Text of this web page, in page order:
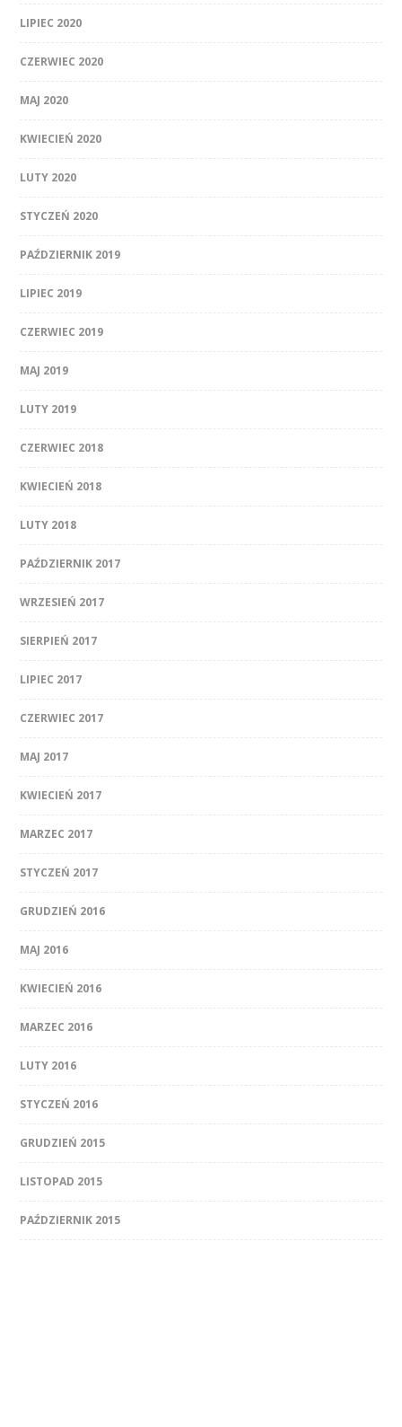
LIPIEC 2020
CZERWIEC 2020
MAJ 2020
KWIECIEŃ 2020
LUTY 2020
STYCZEŃ 2020
PAŹDZIERNIK 2019
LIPIEC 2019
CZERWIEC 2019
MAJ 2019
LUTY 2019
CZERWIEC 2018
KWIECIEŃ 2018
LUTY 2018
PAŹDZIERNIK 2017
WRZESIEŃ 2017
SIERPIEŃ 2017
LIPIEC 2017
CZERWIEC 2017
MAJ 2017
KWIECIEŃ 2017
MARZEC 2017
STYCZEŃ 2017
GRUDZIEŃ 2016
MAJ 2016
KWIECIEŃ 2016
MARZEC 2016
LUTY 2016
STYCZEŃ 2016
GRUDZIEŃ 2015
LISTOPAD 2015
PAŹDZIERNIK 2015